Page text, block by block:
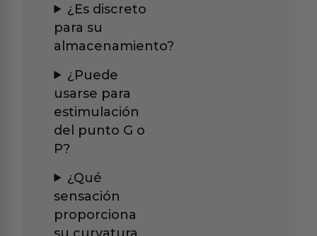
¿Es discreto
para su
almacenamiento?
¿Puede
usarse para
estimulación
del punto G o
P?
¿Qué
sensación
proporciona